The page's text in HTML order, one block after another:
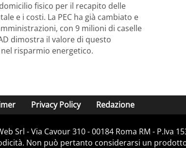
fisico per il recapito delle
e i costi. La PEC ha già cambiato e
con 9 milioni di caselle
dimostra il valore di questo
risparmio energetico.
Privacy Policy Redazione
Srl - Via Cavour 310 - 00184 Roma RM - P.Iva
Non può pertanto considerarsi un